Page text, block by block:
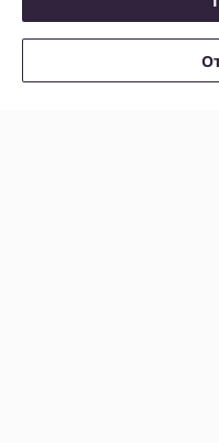
Искал довольно редкий цвет
адекватной цене.
Сделка подтверждена